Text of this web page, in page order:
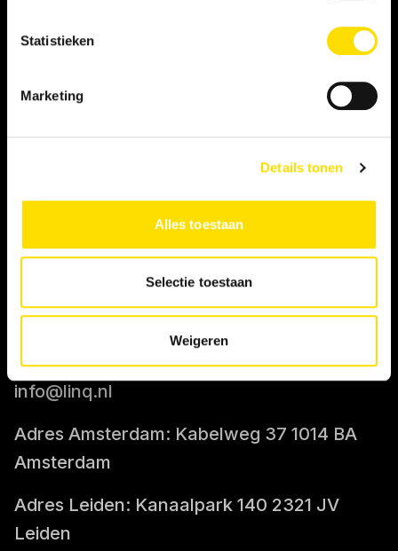
Statistieken
Marketing
Details tonen
Alles toestaan
Selectie toestaan
Weigeren
Vacatures
Tarief berekenen
CONTACT
info@linq.nl
Adres Amsterdam: Kabelweg 37 1014 BA
Amsterdam
Adres Leiden: Kanaalpark 140 2321 JV
Leiden